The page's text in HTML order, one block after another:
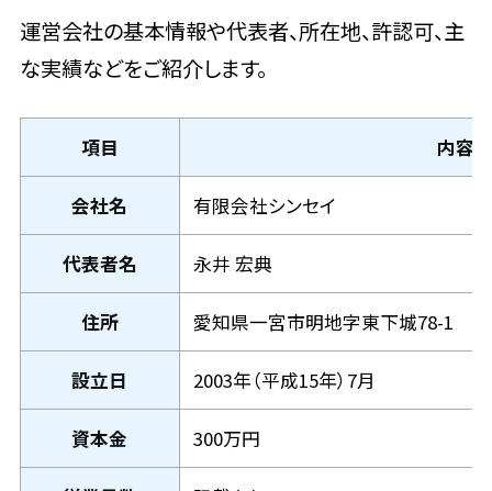
運営会社の基本情報や代表者、所在地、許認可、主
な実績などをご紹介します。
項目 内容
会社名 有限会社シンセイ
代表者名 永井 宏典
住所 愛知県一宮市明地字東下城78-1
設立日 2003年（平成15年）7月
資本金 300万円